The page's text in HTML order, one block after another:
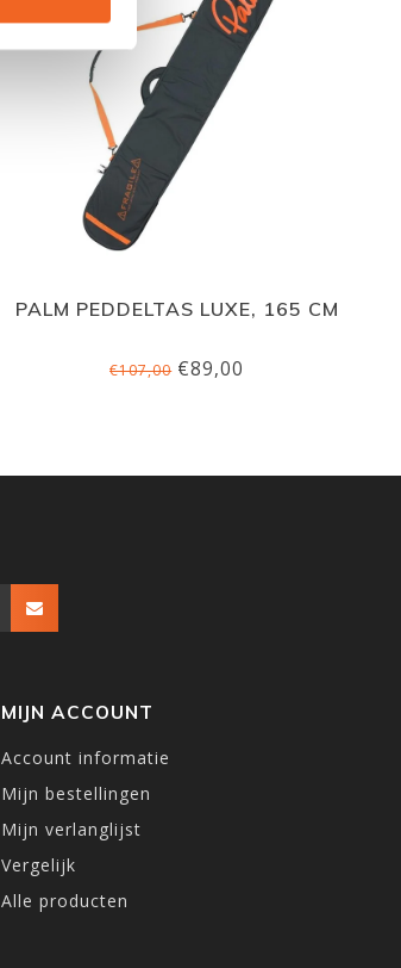
PALM PEDDELTAS LUXE, 165 CM
€107,00€89,00
MIJN ACCOUNT
Account informatie
Mijn bestellingen
Mijn verlanglijst
Vergelijk
Alle producten